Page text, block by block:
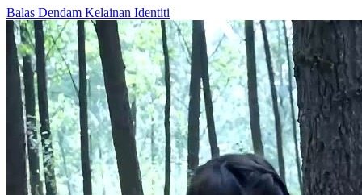
Balas Dendam Kelainan Identiti